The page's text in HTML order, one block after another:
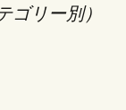
リー別）